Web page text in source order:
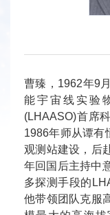
曹臻，1962年9
能宇宙线实验
(LHAASO)首席
1986年师从谭有
观测站建设，后
年回国后主持中
多探测手段的
他带领团队克服